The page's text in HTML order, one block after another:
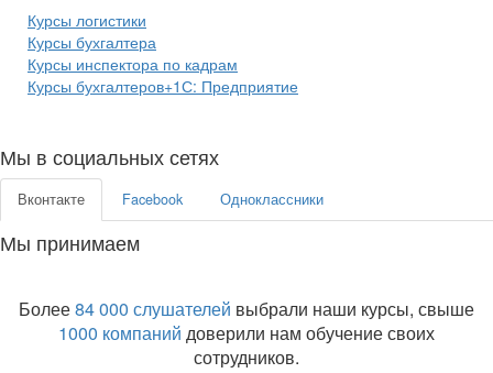
Курсы логистики
Курсы бухгалтера
Курсы инспектора по кадрам
Курсы бухгалтеров+1С: Предприятие
Мы в социальных сетях
Вконтакте Facebook Одноклассники
Мы принимаем
Более84 000 слушателей выбрали наши курсы, свыше
1000 компаний доверили нам обучение своих
сотрудников.